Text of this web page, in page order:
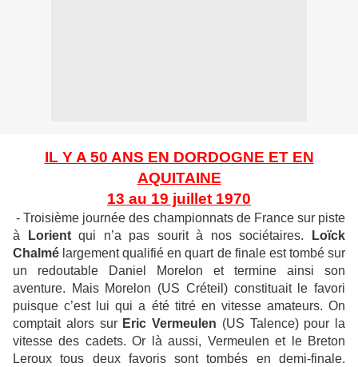
IL Y A 50 ANS EN DORDOGNE ET EN
AQUITAINE
13 au 19 juillet 1970
- Troisième journée des championnats de France sur piste
à
Lorientqui n’a pas sourit à nos sociétaires.
Loïck
Chalmé largement qualifié en quart de finale est tombé sur
un redoutable Daniel Morelon et termine ainsi son
aventure. Mais Morelon (US Créteil) constituait le favori
puisque c’est lui qui a été titré en vitesse amateurs. On
comptait alors sur Eric Vermeulen (US Talence) pour la
vitesse des cadets. Or là aussi, Vermeulen et le Breton
Leroux tous deux favoris sont tombés en demi-finale.